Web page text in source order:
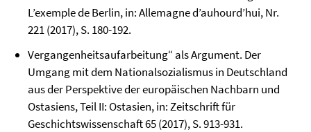
L’exemple de Berlin, in: Allemagne d’auhourd’hui, Nr.
221 (2017), S. 180-192.
Vergangenheitsaufarbeitung“ als Argument. Der
Umgang mit dem Nationalsozialismus in Deutschland
aus der Perspektive der europäischen Nachbarn und
Ostasiens, Teil II: Ostasien, in: Zeitschrift für
Geschichtswissenschaft 65 (2017), S. 913-931.